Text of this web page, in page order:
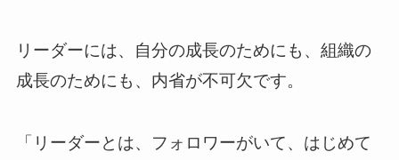
リーダーには、自分の成長のためにも、組織の
成長のためにも、内省が不可欠です。
「リーダーとは、フォロワーがいて、はじめて